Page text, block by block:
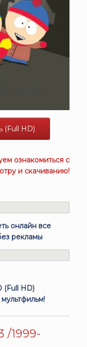
(Full HD)
ознакомиться с
и скачиванию!
онлайн все
рекламы
(Full HD)
/1999-